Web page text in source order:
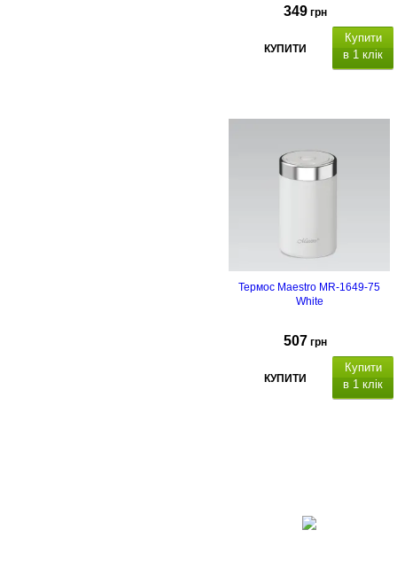
349 грн
КУПИТИ
Купити
в 1 клік
Термос Maestro MR-1649-75
White
507 грн
КУПИТИ
Купити
в 1 клік